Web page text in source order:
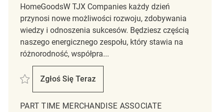
HomeGoodsW TJX Companies każdy dzień
przynosi nowe możliwości rozwoju, zdobywania
wiedzy i odnoszenia sukcesów. Będziesz częścią
naszego energicznego zespołu, który stawia na
różnorodność, współpra...
Zapisać Part Time Merchandise Associate REQ138233
Zgłoś Się Teraz
Part Time Merchandise Associate
PART TIME MERCHANDISE ASSOCIATE